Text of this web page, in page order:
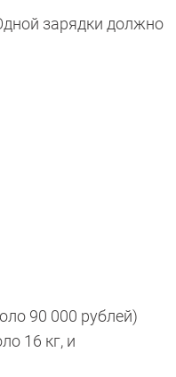
зарядки должно
90 000 рублей)
16 кг, и